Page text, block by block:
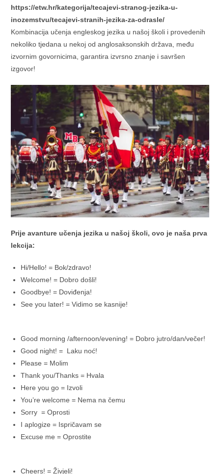
https://etw.hr/kategorija/tecajevi-stranog-jezika-u-
inozemstvu/tecajevi-stranih-jezika-za-odrasle/
Kombinacija učenja engleskog jezika u našoj školi i provedenih
nekoliko tjedana u nekoj od anglosaksonskih država, među
izvornim govornicima, garantira izvrsno znanje i savršen
izgovor!
Prije avanture učenja jezika u našoj školi, ovo je naša prva
lekcija:
Hi/Hello! = Bok/zdravo!
Welcome! = Dobro došli!
Goodbye! = Doviđenja!
See you later! = Vidimo se kasnije!
Good morning /afternoon/evening! = Dobro jutro/dan/večer!
Good night! = Laku noć!
Please = Molim
Thank you/Thanks = Hvala
Here you go = Izvoli
You’re welcome = Nema na čemu
Sorry = Oprosti
I aplogize = Ispričavam se
Excuse me = Oprostite
Cheers! = Živjeli!